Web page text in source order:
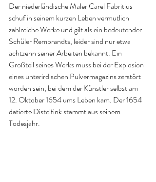
Der niederländische Maler Carel Fabritius
schuf in seinem kurzen Leben vermutlich
zahlreiche Werke und gilt als ein bedeutender
Schüler Rembrandts, leider sind nur etwa
achtzehn seiner Arbeiten bekannt. Ein
Großteil seines Werks muss bei der Explosion
eines unterirdischen Pulvermagazins zerstört
worden sein, bei dem der Künstler selbst am
12. Oktober 1654 ums Leben kam. Der 1654
datierte Distelfink stammt aus seinem
Todesjahr.